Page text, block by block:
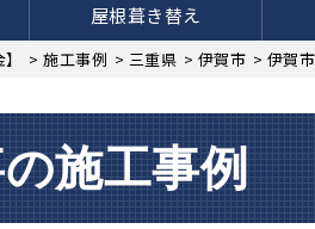
屋根葺き替え
> 施工事例 > 三重県 > 伊賀市 > 伊賀
施工事例